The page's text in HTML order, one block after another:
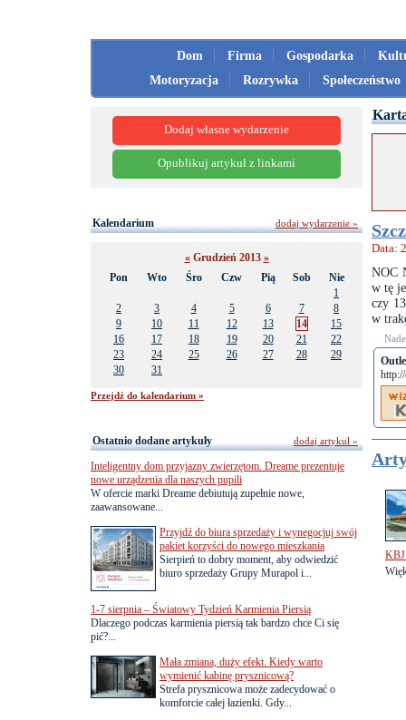
Dom Firma Gospodarka
Motoryzacja
Rozrywka Społeczeństwo
Data:
NOC
w tę
czy
w
KBJ
Dodaj własne wydarzenie
Opublikuj artykuł z linkami
Kalendarium
«Grudzień 2013 »
Pon
Wto Śro Czw Pią Sob
Nie
1
2
3 4 5 6 7
8
9
10 11 12 13 14
15
16
17 18 19 20 21
22
23
24 25 26 27 28
29
30
31
Przejdź do kalendarium »
dodaj wydarzenie »
Ostatnio dodane artykuły
Inteligentny dom przyjazny zwierzętom. Dreame prezentuje
nowe urządzenia dla naszych pupili
W ofercie marki Dreame debiutują zupełnie nowe,
zaawansowane...
Przyjdź do biura sprzedaży i wynegocjuj swój
pakiet korzyści do nowego mieszkania
Sierpień to dobry moment, aby odwiedzić
biuro sprzedaży Grupy Murapol i...
1-7 sierpnia – Światowy Tydzień Karmienia Piersią
Dlaczego podczas karmienia piersią tak bardzo chce Ci się
pić?...
Mała zmiana, duży efekt. Kiedy warto
wymienić kabinę prysznicową?
Strefa prysznicowa może zadecydować o
komforcie całej łazienki. Gdy...
dodaj artykuł »